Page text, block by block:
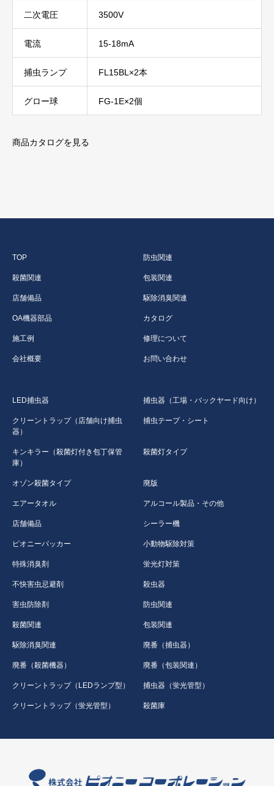
二次電圧 3500V
電流 15-18mA
捕虫ランプ FL15BL×2本
グロー球 FG-1E×2個
商品カタログを見る
TOP 防虫関連
殺菌関連 包装関連
店舗備品 駆除消臭関連
OA機器部品 カタログ
施工例 修理について
会社概要 お問い合わせ
LED捕虫器 捕虫器（工場・バックヤード向け）
クリーントラップ（店舗向け捕虫
器）
捕虫テープ・シート
キンキラー（殺菌灯付き包丁保管
庫）
殺菌灯タイプ
オゾン殺菌タイプ 廃版
エアータオル アルコール製品・その他
店舗備品 シーラー機
ピオニーパッカー 小動物駆除対策
特殊消臭剤 蛍光灯対策
不快害虫忌避剤 殺虫器
害虫防除剤 防虫関連
殺菌関連 包装関連
駆除消臭関連 廃番（捕虫器）
廃番（殺菌機器） 廃番（包装関連）
クリーントラップ（LEDランプ型） 捕虫器（蛍光管型）
クリーントラップ（蛍光管型） 殺菌庫